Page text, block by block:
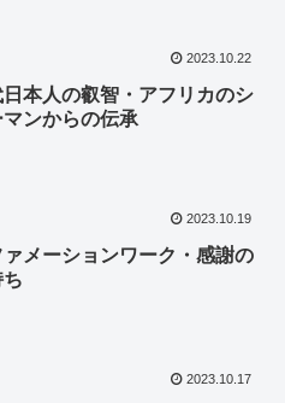
2023.10.22
本人の叡智・アフリカのシ
マンからの伝承
2023.10.19
ァメーションワーク・感謝の
2023.10.17